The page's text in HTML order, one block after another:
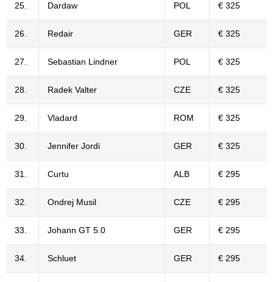
25. Dardaw POL € 325
26. Redair GER € 325
27. Sebastian Lindner POL € 325
28. Radek Valter CZE € 325
29. Vladard ROM € 325
30. Jennifer Jordi GER € 325
31. Curtu ALB € 295
32. Ondrej Musil CZE € 295
33. Johann GT 5.0 GER € 295
34. Schluet GER € 295